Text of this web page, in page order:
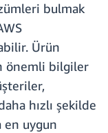
bulmak
Ürün
önemli bilgiler
hızlı şekilde
en uygun